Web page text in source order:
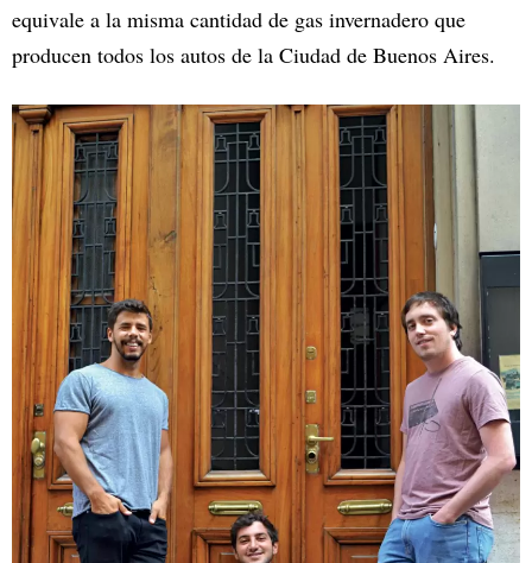
equivale a la misma cantidad de gas invernadero que
producen todos los autos de la Ciudad de Buenos Aires.